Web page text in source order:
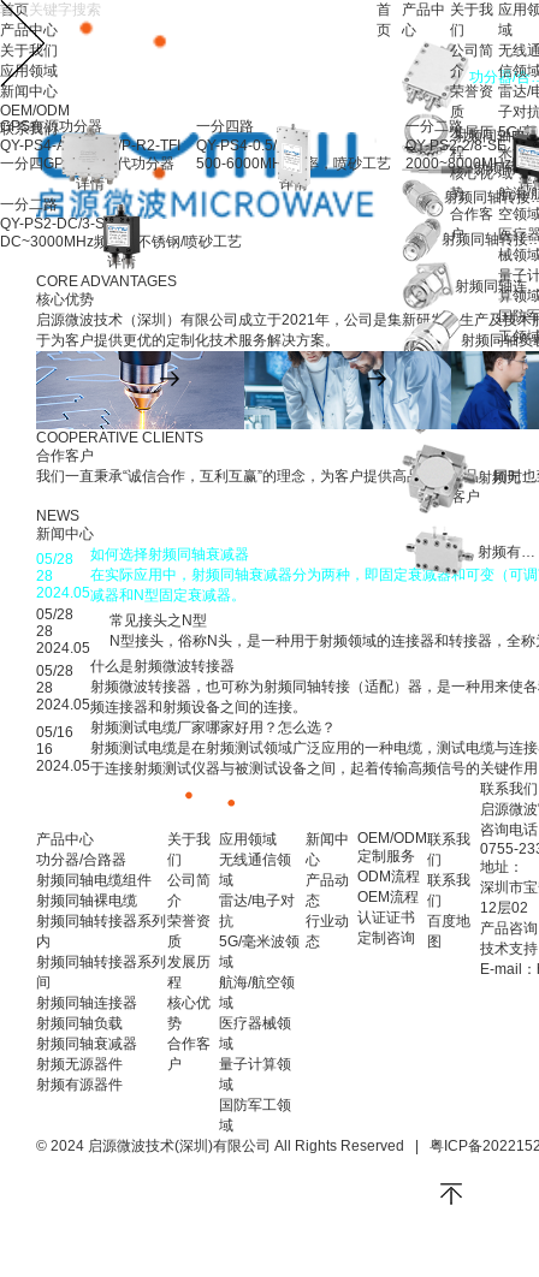
首
页
产品中
心
功分
射频同轴电缆组件
射频同
射频同轴
射频同轴转接
射频同轴
射频同轴负
射频无源器件
关于我
们
公司简
介
荣誉资
质
发展历
程
核心优
势
合作客
户
应用
域
无线
信领
雷达/
子对
5G/毫
米波
域
航海/
空领
医疗
械领
量子
算领
国防
工领
首页
产品中心
关于我们
应用领域
新闻中心
OEM/ODM
联系我们
01|04
01|04
02|04
03|04
04|04
01|04
GPS有源功分器
QY-PS4-A10-GPS/P-R2-TFI
一分四GPS有源二代功分器
详情
一分四路
QY-PS4-0.5/6-SE
500-6000MHz频率，喷砂工艺
详情
一分二路
QY-PS2-2/8-SE
2000~8000MHz频
详
一分二路
QY-PS2-DC/3-SE
DC~3000MHz频率，不锈钢/喷砂工艺
详情
WIRELESS COMMUNICATION
无线通信领域
无线通讯主要覆盖的是无线通讯产品的生产测试使用，在WIFI产品、手机、无
的产品解决方案。我们的射频开关、功分器、电缆组件以及射频同轴连接器产
求的应用所设计。 合作客户：中国移动、日立乐金光科技、大疆等
查看详情
RADAR/ELECTRONIC COUNTERMEASURES
雷达/电子对抗
雷达电子对抗行业，通常要求器件具备较高的幅度、相位一致性，我们提供各
接器、连接器等器件。包括相控阵雷达、预警雷达、合成孔径雷达、火控雷达
合作客户：军工企业、研究所等
查看详情
5G/MILLIMETER WAVE
5G/毫米波领域
毫米波互连产品覆盖性比较广泛，可为高端通讯行业提高适合的解决方案，秉
够提供具有出色电气与机械性能的高质量射频功分器、射频同轴转接器和射频
查看详情
NAVIGATION/AVIATION
航海/航空领域
航空航海使用的环境属于恶劣环境，通常要求的都是高品质、防盐雾、防腐蚀
业解决方案。 合作客户：中国航天、中国船舶等
查看详情
MEDICAL EQUIPMENT
医疗器械领域
微波器件技术在无线通信中发挥着重要的作用。启源微波的低噪声放大器，可
器，可以将不同频率的信号进行合并和分离。 合作客户:迈瑞医疗、圣诺医疗等
查看详情
QUANTUM COMPUTING
量子计算领域
量子计算的结果是以量子比特的状态信息表现出来的，而读出量子比特的状态
刺激量子比特产生特定的变化。启源微波的信号放大器，能购实现信号的传输
院、深圳量子院等
查看详情
DEFENCE AND MILITARY
国防军工领域
我们为军事和国防应用提供高机械稳定性、温度稳定性、适用于严苛恶劣环境
户：国防科技大学，陆军指挥学院等
查看详情
无线通信领域
无线通讯产品的生产测试使用
为高端通讯行业提供解决方案
5G/毫米
为高端通
CORE ADVANTAGES
核心优势
启源微波技术（深圳）有限公司成立于2021年，公司是集新研发、生产及技
于为客户提供更优的定制化技术服务解决方案。
01
先进工艺
我们采用先进的计算机仿真模拟
算法及结构优化来完善射频解决
方案，也积累了多年结构解决方
案和独特制造工艺，进一步优化
射频指标。
研发实力
我们采用先进的计算机仿真模拟
算法及结构优化来完善射频解决
方案，也积累了多年结构解决方
案和独特制造工艺，进一步优化
射频指标。
03
品
我们采用先
算法及结构
案和独特制
射频指标。
COOPERATIVE CLIENTS
合作客户
我们一直秉承“诚信合作，互利互赢”的理念，为客户提供高品质的产品，同时
更多客户
NEWS
新闻中心
05/28
28
2024.05
如何选择射频同轴衰减器
在实际应用中，射频同轴衰减器分为两种，即固定衰减器和可变（可
减器和N型固定衰减器。
05/28
28
2024.05
常见接头之N型
N型接头，俗称N头，是一种用于射频领域的连接器和转接器，全
05/28
28
2024.05
什么是射频微波转接器
射频微波转接器，也可称为射频同轴转接（适配）器，是一种用来使
频连接器和射频设备之间的连接。
05/16
16
2024.05
射频测试电缆厂家哪家好用？怎么选？
射频测试电缆是在射频测试领域广泛应用的一种电缆，测试电缆与连
于连接射频测试仪器与被测试设备之间，起着传输高频信号的关键作
产品中心
功分器/合路器
射频同轴电缆组件
射频同轴裸电缆
射频同轴转接器系列
内
射频同轴转接器系列
间
射频同轴连接器
射频同轴负载
射频同轴衰减器
射频无源器件
射频有源器件
关于我
们
公司简
介
荣誉资
质
发展历
程
核心优
势
合作客
户
应用领域
无线通信领
域
雷达/电子对
抗
5G/毫米波领
域
航海/航空领
域
医疗器械领
域
量子计算领
域
国防军工领
域
新闻中
心
产品动
态
行业动
态
OEM/ODM
定制服务
ODM流程
OEM流程
认证证书
定制咨询
联系我
们
联系我
们
百度地
图
联系我们
启源微
咨询电话
0755-
地址：
深圳市
12层02
产品咨
技术支
E-mail
© 2024 启源微波技术(深圳)有限公司 All Rights Reserved 粤ICP备